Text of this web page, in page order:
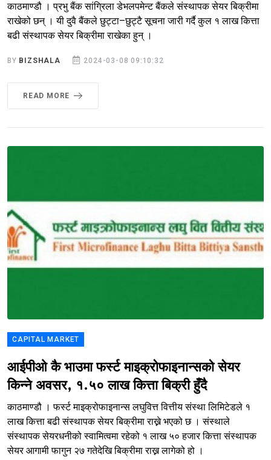
काठमाण्डौ । प्रभु बैंक सांग्रिला डेभलपमेन्ट बैंकले संस्थापक सेयर बिक्रीमा
राखेको छन् । यी दुवै बैंकले छुट्टा–छुट्टै सूचना जारी गर्दै कुल १ लाख कित्ता
बढी संस्थापक सेयर बिक्रीमा राखेका हुन् ।
BY BIZSHALA 2024-03-08 09:10:32
READ MORE
CAPITAL MARKET
आईपीओ कै भाउमा फर्स्ट माइक्रोफाइनान्सको सेयर
किन्ने अवसर, १.५० लाख कित्ता बिक्री हुँदै
काठमाण्डौ । फर्स्ट माइक्रोफाइनान्स लघुवित्त वित्तीय संस्था लिमिटेडले १
लाख कित्ता बढी संस्थापक सेयर बिक्रीमा राख्ने भएको छ । संस्थाले
संस्थापक सेयरधनीको स्वामित्वमा रहेको १ लाख ५० हजार कित्ता संस्थापक
सेयर आगामी फागुन २७ गतेदेखि बिक्रीमा राख्न लागेको हो ।